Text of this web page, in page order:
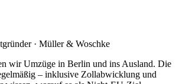
zum Umzug &
die Schweiz
von Berlin in die Schweiz?
als Festpreis etwa 1.500–2.500 € (2